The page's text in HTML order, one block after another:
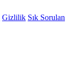
Gizlilik Sık Sorulan